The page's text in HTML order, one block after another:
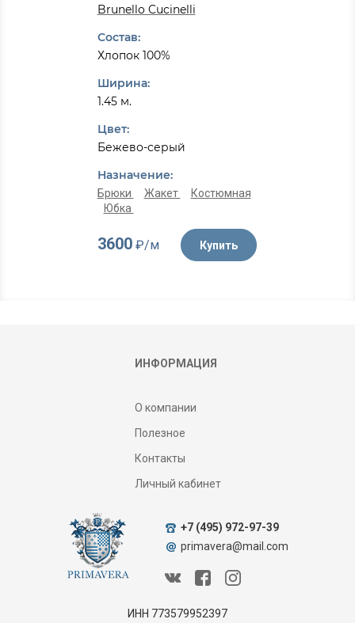
Brunello Cucinelli
Состав:
Хлопок 100%
Ширина:
1.45 м.
Цвет:
Бежево-серый
Назначение:
Брюки Жакет
Костюмная
Юбка
3600₽/м Купить
ИНФОРМАЦИЯ
О компании
Полезное
Контакты
Личный кабинет
ИНН 773579952397
+7 (495) 972-97-39
primavera@mail.com